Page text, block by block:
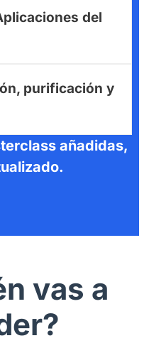
del
purificación y
añadidas,
vas a
?